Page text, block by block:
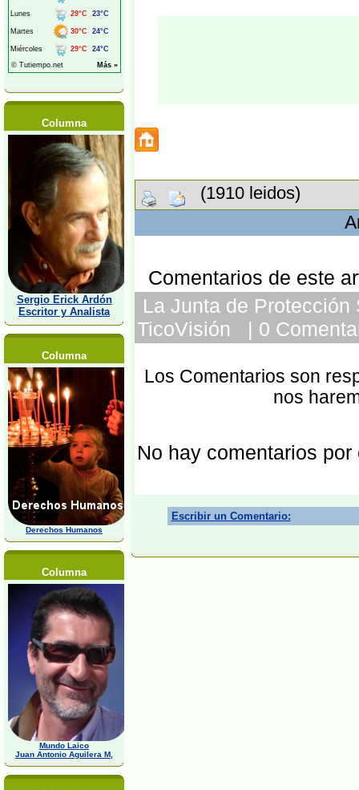
Columna
Sergio Erick Ardón
Escritor y Analista
Columna
Derechos Humanos
Columna
Mundo Laico
Juan Antonio Aguilera M,
(1910 leidos)
Comentarios de este
La Junta de
TicoVisión | 0
Los Comentarios son
nos
No hay comentarios por
Escribir un Comentario: